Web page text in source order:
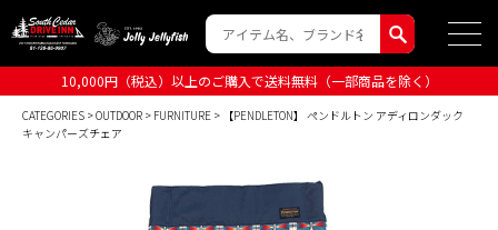
10,000円（税込）以上のご購入で送料無料（一部商品を除く）
CATEGORIES >OUTDOOR > FURNITURE > 【PENDLETON】 ペンドルトン アディロンダック
キャンパーズチェア